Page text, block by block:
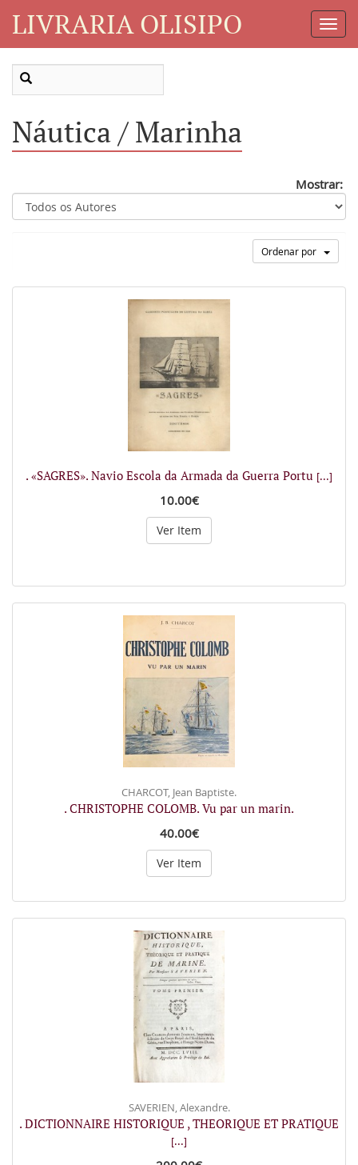
LIVRARIA OLISIPO
Náutica / Marinha
Mostrar:
Ordenar por
. «SAGRES». Navio Escola da Armada da Guerra Portu [...]
10.00€
Ver Item
CHARCOT, Jean Baptiste.
. CHRISTOPHE COLOMB. Vu par un marin.
40.00€
Ver Item
SAVERIEN, Alexandre.
. DICTIONNAIRE HISTORIQUE , THEORIQUE ET PRATIQUE
[...]